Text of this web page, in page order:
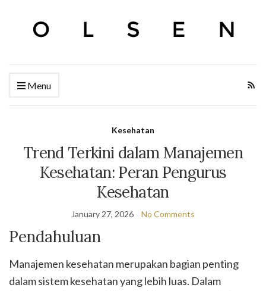
Menu
Kesehatan
Trend Terkini dalam Manajemen
Kesehatan: Peran Pengurus
Kesehatan
January 27, 2026 No Comments
Pendahuluan
Manajemen kesehatan merupakan bagian penting
dalam sistem kesehatan yang lebih luas. Dalam